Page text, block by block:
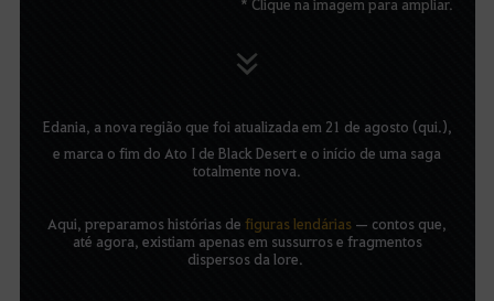
* Clique na imagem para ampliar.
Edania, a nova região que foi atualizada em 21 de agosto (qui.),
e marca o fim do Ato I de Black Desert e o início de uma saga
totalmente nova.
Aqui, preparamos histórias de figuras lendárias — contos que,
até agora, existiam apenas em sussurros e fragmentos
dispersos da lore.